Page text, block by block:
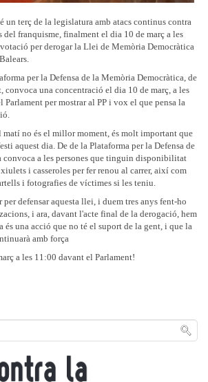
un terç de la legislatura amb atacs continus contra
franquisme, finalment el dia 10 de març a les
per derogar la Llei de Memòria Democràtica
per la Defensa de la Memòria Democràtica, de
convoca una concentració el dia 10 de març, a les
per mostrar al PP i vox el que pensa la
matí no és el millor moment, és molt important que
aquest dia. De de la Plataforma per la Defensa de
convoca a les persones que tinguin disponibilitat
i casseroles per fer renou al carrer, així com
i fotografies de víctimes si les teniu.
per defensar aquesta llei, i duem tres anys fent-ho
i ara, davant l'acte final de la derogació, hem
és una acció que no té el suport de la gent, i que la
amb força
a les 11:00 davant el Parlament!